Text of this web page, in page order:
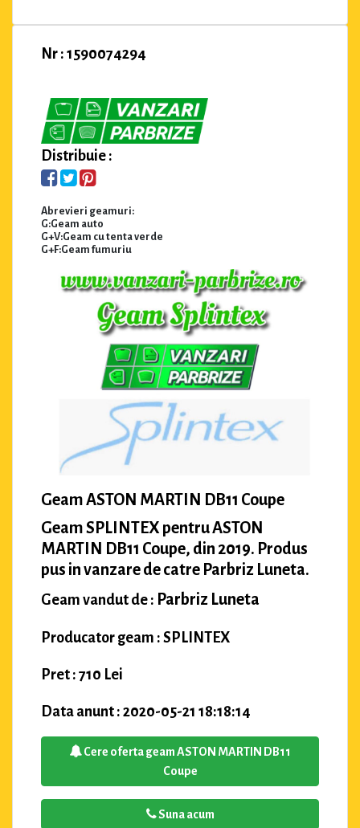
Nr : 1590074294
Distribuie :
Abrevieri geamuri:
G:Geam auto
G+V:Geam cu tenta verde
G+F:Geam fumuriu
Geam ASTON MARTIN DB11 Coupe
Geam SPLINTEX pentru ASTON
MARTIN DB11 Coupe, din 2019. Produs
pus in vanzare de catre Parbriz Luneta.
Geam vandut de : Parbriz Luneta
Producator geam : SPLINTEX
Pret : 710 Lei
Data anunt : 2020-05-21 18:18:14
Cere oferta geam ASTON MARTIN DB11
Coupe
Suna acum